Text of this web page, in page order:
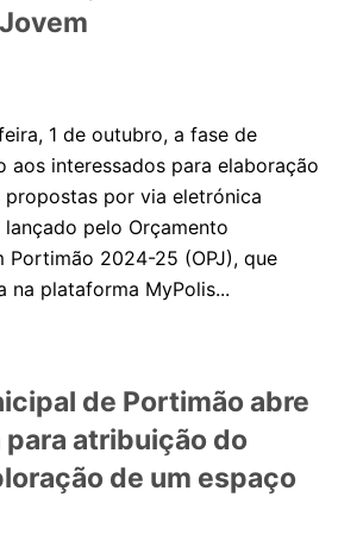
1 de outubro, a fase de
aos interessados para elaboração
propostas por via eletrónica
pelo Orçamento
Portimão 2024-25 (OPJ), que
na plataforma MyPolis...
de Portimão abre
atribuição do
de um espaço